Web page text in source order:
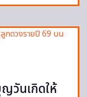
วันเกิดให้